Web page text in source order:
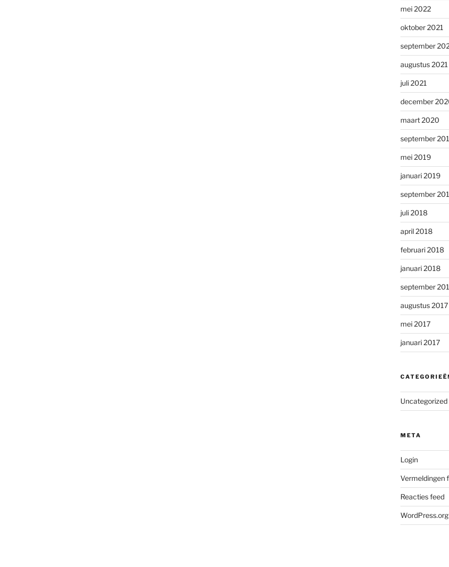
mei 2022
oktober 2021
september
augustus 2021
juli 2021
december
maart 2020
september
mei 2019
januari 2019
september
juli 2018
april 2018
februari 2018
januari 2018
september
augustus 2017
mei 2017
januari 2017
Uncategorized
META
Login
Vermeldingen
Reacties feed
WordPress.org